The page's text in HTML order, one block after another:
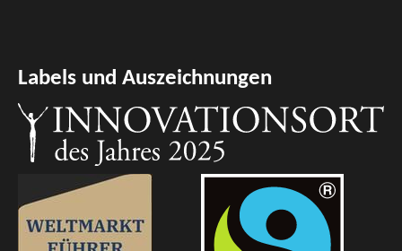
Labels und Auszeichnungen